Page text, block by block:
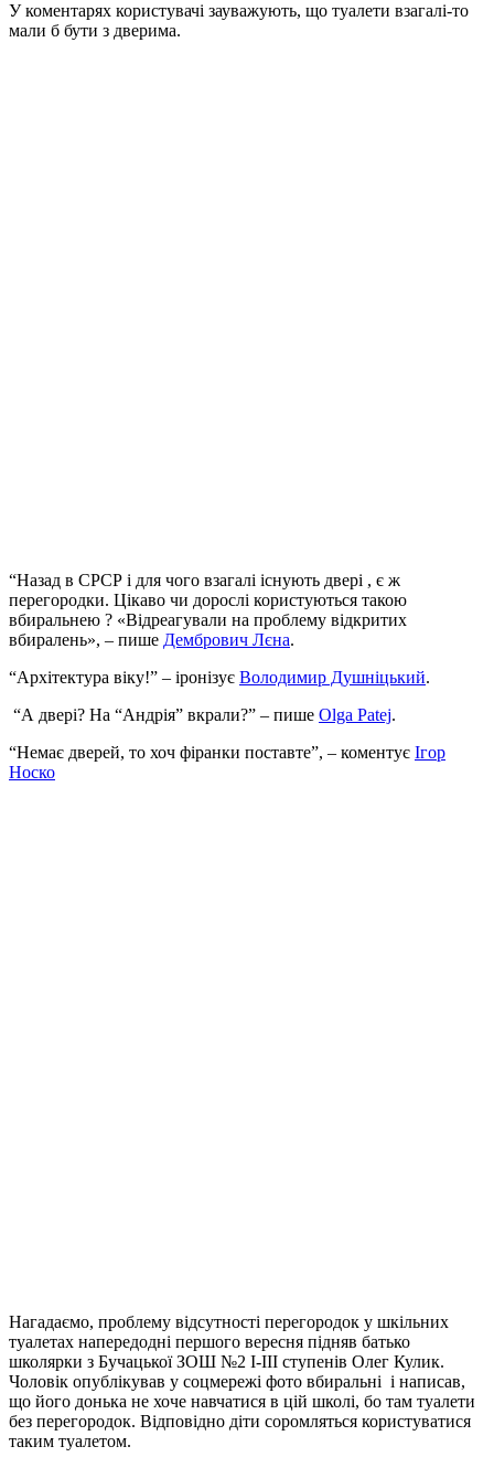
У коментарях користувачі зауважують, що туалети взагалі-то
мали б бути з дверима.
“Назад в СРСР і для чого взагалі існують двері , є ж
перегородки. Цікаво чи дорослі користуються такою
вбиральнею ? «Відреагували на проблему відкритих
вбиралень», – пише Дембрович Лєна.
“Архітектура віку!” – іронізує Володимир Душніцький.
“А двері? На “Андрія” вкрали?” – пише Olga Patej.
“Немає дверей, то хоч фіранки поставте”, – коментує Ігор
Носко
Нагадаємо, проблему відсутності перегородок у шкільних
туалетах напередодні першого вересня підняв батько
школярки з Бучацької ЗОШ №2 І-ІІІ ступенів Олег Кулик.
Чоловік опублікував у соцмережі фото вбиральні і написав,
що його донька не хоче навчатися в цій школі, бо там туалети
без перегородок. Відповідно діти соромляться користуватися
таким туалетом.